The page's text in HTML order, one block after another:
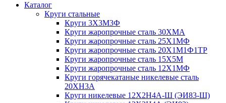
Каталог
Круги стальные
Круги 3Х3М3Ф
Круги жаропрочные сталь 30ХМА
Круги жаропрочные сталь 25Х1МФ
Круги жаропрочные сталь 20Х1М1Ф1ТР
Круги жаропрочные сталь 15Х5М
Круги жаропрочные сталь 12Х1МФ
Круги горячекатаные никелевые сталь
20ХН3А
Круги никелевые 12Х2Н4А-Ш (ЭИ83-Ш)